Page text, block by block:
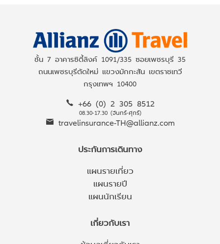
ชั้น 7 อาคารซิตี้ลิงค์ 1091/335 ซอยเพชรบุรี 35
ถนนเพชรบุรีตัดใหม่ แขวงมักกะสัน เขตราชเทวี
กรุงเทพฯ 10400
+66 (0) 2 305 8512
08.30-17.30 (จันทร์-ศุกร์)
travelinsurance-TH@allianz.com
ประกันการเดินทาง
แผนรายเที่ยว
แผนรายปี
แผนนักเรียน
เกี่ยวกับเรา